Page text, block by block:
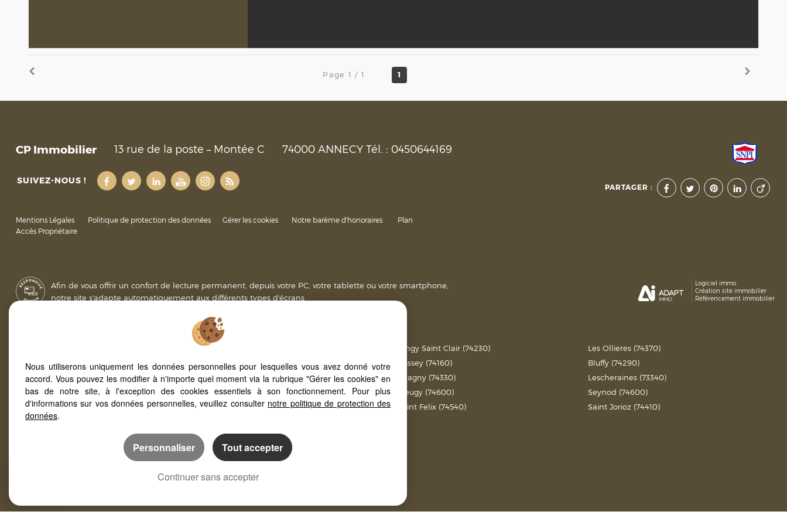
Page 1 / 1 1
CP Immobilier 13 rue de la poste – Montée C 74000 ANNECY Tél. : 0450644169
SUIVEZ-NOUS !
Mentions Légales Politique de protection des données Gérer les cookies Notre barème d'honoraires
Plan
Accès Propriétaire
PARTAGER :
Afin de vous offrir un confort de lecture permanent, depuis votre PC, votre tablette ou votre smartphone,
notre site s'adapte automatiquement aux différents types d'écrans
Logiciel immo
Création site immobilier
Référencement immobilier
Annecy Le Vieux (74940)
Annecy (74600)
Veyrier Du Lac (74290)
Poisy (74330)
Villy Le Pelloux (74350)
Annecy (74940)
Duingt (74410)
Annecy (74960)
Allonzier La Caille (74350)
Dingy Saint Clair (74230)
Bossey (74160)
Epagny (74330)
Vieugy (74600)
Saint Felix (74540)
Les Ollieres (74370)
Bluffy (74290)
Lescheraines (73340)
Seynod (74600)
Saint Jorioz (74410)
Quartier Annecy : explorez les secrets des quartiers charmants
Nous utiliserons uniquement les données personnelles pour lesquelles vous avez donné votre
accord. Vous pouvez les modifier à n'importe quel moment via la rubrique "Gérer les cookies" en
bas de notre site, à l'exception des cookies essentiels à son fonctionnement. Pour plus
d'informations sur vos données personnelles, veuillez consulter notre politique de protection des
données.
Personnaliser Tout accepter
Continuer sans accepter